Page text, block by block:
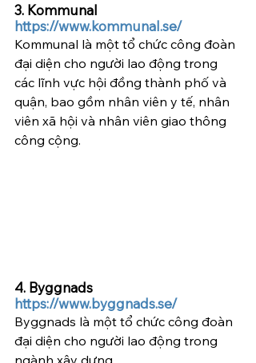
3. Kommunal
https://www.kommunal.se/
Kommunal là một tổ chức công đoàn
đại diện cho người lao động trong
các lĩnh vực hội đồng thành phố và
quận, bao gồm nhân viên y tế, nhân
viên xã hội và nhân viên giao thông
công cộng.
4. Byggnads
https://www.byggnads.se/
Byggnads là một tổ chức công đoàn
đại diện cho người lao động trong
ngành xây dựng.